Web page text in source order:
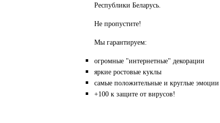
Республики Беларусь.
Не пропустите!
Мы гарантируем:
огромные "интернетные" декорации
яркие ростовые куклы
самые положительные и круглые эмоции
+100 к защите от вирусов!